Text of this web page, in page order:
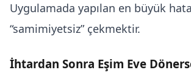
Uygulamada yapılan en büyük
“samimiyetsiz” çekmektir.
İhtardan Sonra Eşim Eve